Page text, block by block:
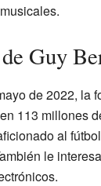
Guy
de 2022, la
113 millones
al
le